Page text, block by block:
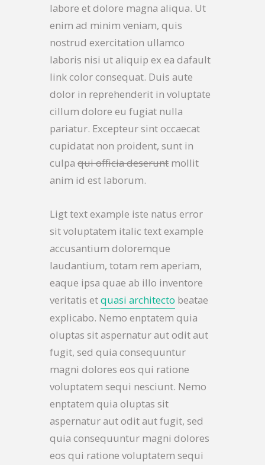
labore et dolore magna aliqua. Ut
enim ad minim veniam, quis
nostrud exercitation ullamco
laboris nisi ut aliquip ex ea dafault
link color consequat. Duis aute
dolor in reprehenderit in voluptate
cillum dolore eu fugiat nulla
pariatur. Excepteur sint occaecat
cupidatat non proident, sunt in
culpa qui officia deserunt mollit
anim id est laborum.
Ligt text example iste natus error
sit voluptatem italic text example
accusantium doloremque
laudantium, totam rem aperiam,
eaque ipsa quae ab illo inventore
veritatis etquasi architecto beatae
explicabo. Nemo enptatem quia
oluptas sit aspernatur aut odit aut
fugit, sed quia consequuntur
magni dolores eos qui ratione
voluptatem sequi nesciunt. Nemo
enptatem quia oluptas sit
aspernatur aut odit aut fugit, sed
quia consequuntur magni dolores
eos qui ratione voluptatem sequi